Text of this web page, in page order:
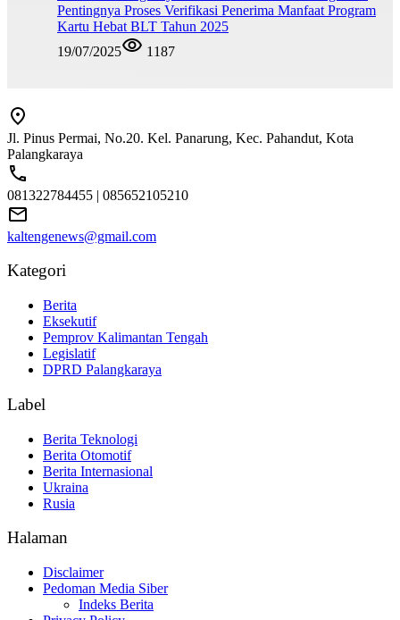
Pentingnya Proses Verifikasi Penerima Manfaat Program
Kartu Hebat BLT Tahun 2025
19/07/2025
1187
Jl. Pinus Permai, No.20. Kel. Panarung, Kec. Pahandut, Kota
Palangkaraya
081322784455 | 085652105210
kaltengenews@gmail.com
Kategori
Berita
Eksekutif
Pemprov Kalimantan Tengah
Legislatif
DPRD Palangkaraya
Label
Berita Teknologi
Berita Otomotif
Berita Internasional
Ukraina
Rusia
Halaman
Disclaimer
Pedoman Media Siber
Indeks Berita